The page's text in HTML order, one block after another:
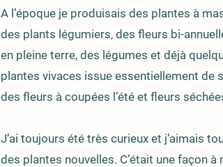
A l’époque je produisais des plantes à
des plants légumiers, des fleurs bi-
en pleine terre, des légumes et déjà
plantes vivaces issue essentiellement de
des fleurs à coupées l’été et fleurs
J’ai toujours été très curieux et j’aimais
des plantes nouvelles. C’était une façon à